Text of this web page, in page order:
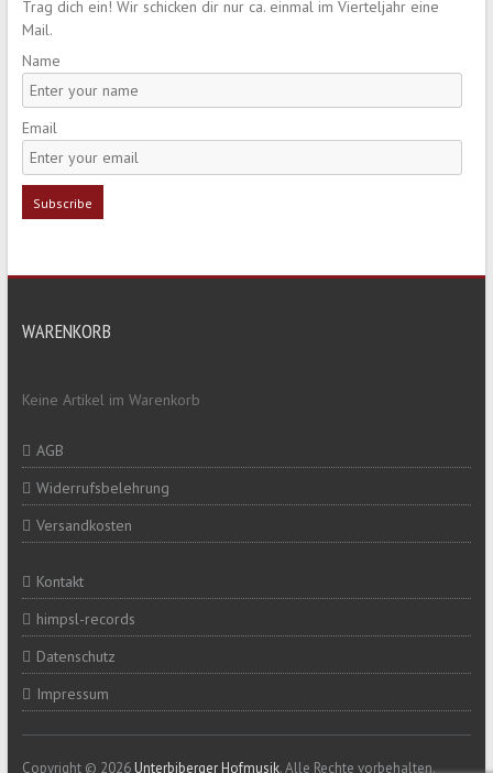
Trag dich ein! Wir schicken dir nur ca. einmal im Vierteljahr eine
Mail.
Name
Email
WARENKORB
Keine Artikel im Warenkorb
AGB
Widerrufsbelehrung
Versandkosten
Kontakt
himpsl-records
Datenschutz
Impressum
Copyright © 2026 Unterbiberger Hofmusik. Alle Rechte vorbehalten.